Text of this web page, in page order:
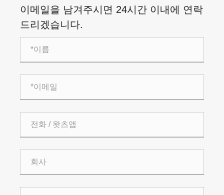
이메일을 남겨주시면 24시간 이내에 연락
드리겠습니다.